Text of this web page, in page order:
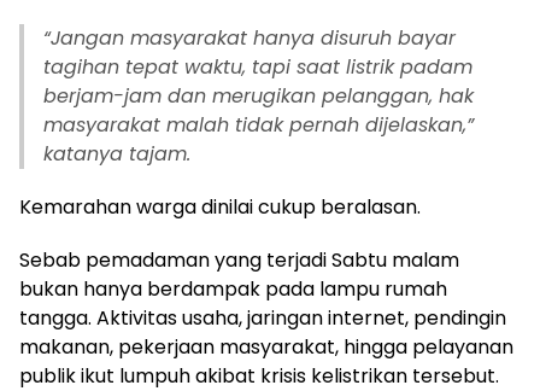
“Jangan masyarakat hanya disuruh bayar
tagihan tepat waktu, tapi saat listrik padam
berjam-jam dan merugikan pelanggan, hak
masyarakat malah tidak pernah dijelaskan,”
katanya tajam.
Kemarahan warga dinilai cukup beralasan.
Sebab pemadaman yang terjadi Sabtu malam
bukan hanya berdampak pada lampu rumah
tangga. Aktivitas usaha, jaringan internet, pendingin
makanan, pekerjaan masyarakat, hingga pelayanan
publik ikut lumpuh akibat krisis kelistrikan tersebut.